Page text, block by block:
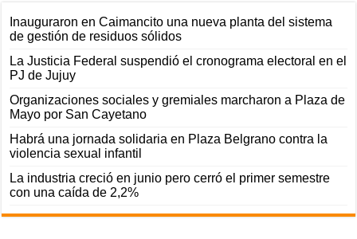
Inauguraron en Caimancito una nueva planta del sistema
de gestión de residuos sólidos
La Justicia Federal suspendió el cronograma electoral en el
PJ de Jujuy
Organizaciones sociales y gremiales marcharon a Plaza de
Mayo por San Cayetano
Habrá una jornada solidaria en Plaza Belgrano contra la
violencia sexual infantil
La industria creció en junio pero cerró el primer semestre
con una caída de 2,2%